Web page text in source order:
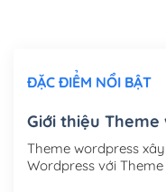
Mua thêm Host + Tên
Tên miền Việt
ĐẶC ĐIỂM NỔI BẬT
Giới thiệu
Theme wordpress
Wordpress với